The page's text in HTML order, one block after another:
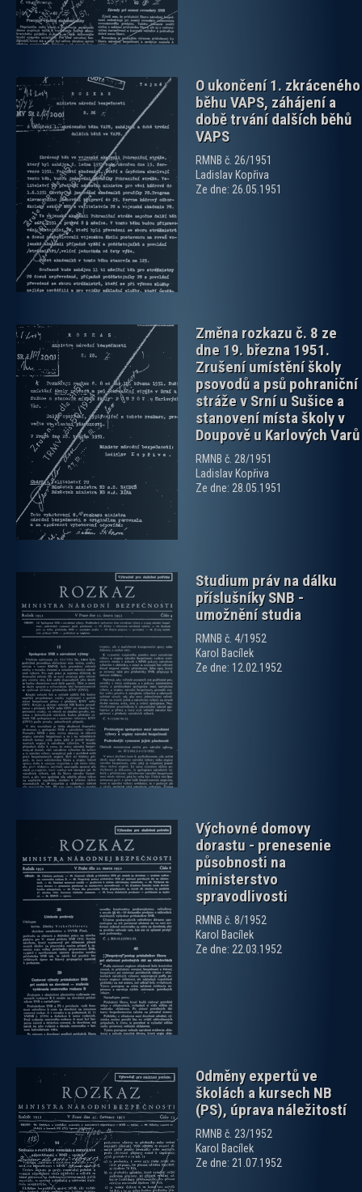
O ukončení 1. zkráceného
běhu VAPS, záhájení a
době trvání dalších běhů
VAPS
RMNB č. 26/1951
Ladislav Kopřiva
Ze dne: 26.05.1951
Změna rozkazu č. 8 ze
dne 19. března 1951.
Zrušení umístění školy
psovodů a psů pohraniční
stráže v Srní u Sušice a
stanovení místa školy v
Doupově u Karlových Varů
RMNB č. 28/1951
Ladislav Kopřiva
Ze dne: 28.05.1951
zobrazit PDF dokument
Studium práv na dálku
příslušníky SNB -
umožnění studia
RMNB č. 4/1952
Karol Bacílek
Ze dne: 12.02.1952
zobrazit PDF dokument
Výchovné domovy
dorastu - prenesenie
působnosti na
ministerstvo
spravodlivosti
RMNB č. 8/1952
Karol Bacílek
Ze dne: 22.03.1952
zobrazit PDF dokument
Odměny expertů ve
školách a kursech NB
(PS), úprava náležitostí
RMNB č. 23/1952
Karol Bacílek
Ze dne: 21.07.1952
zobrazit PDF dokument
zobrazit PDF dokument